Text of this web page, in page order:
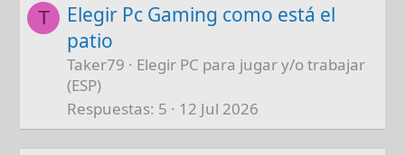
T
Elegir Pc Gaming como está el
patio
Taker79
Elegir PC para jugar y/o trabajar
(ESP)
Respuestas 5 12 Jul 2026